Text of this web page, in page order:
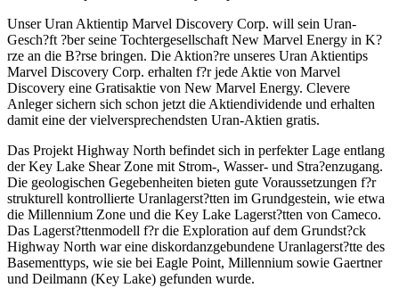
Unser Uran Aktientip Marvel Discovery Corp. will sein Uran-
Gesch?ft ?ber seine Tochtergesellschaft New Marvel Energy in K?
rze an die B?rse bringen. Die Aktion?re unseres Uran Aktientips
Marvel Discovery Corp. erhalten f?r jede Aktie von Marvel
Discovery eine Gratisaktie von New Marvel Energy. Clevere
Anleger sichern sich schon jetzt die Aktiendividende und erhalten
damit eine der vielversprechendsten Uran-Aktien gratis.
Das Projekt Highway North befindet sich in perfekter Lage entlang
der Key Lake Shear Zone mit Strom-, Wasser- und Stra?enzugang.
Die geologischen Gegebenheiten bieten gute Voraussetzungen f?r
strukturell kontrollierte Uranlagerst?tten im Grundgestein, wie etwa
die Millennium Zone und die Key Lake Lagerst?tten von Cameco.
Das Lagerst?ttenmodell f?r die Exploration auf dem Grundst?ck
Highway North war eine diskordanzgebundene Uranlagerst?tte des
Basementtyps, wie sie bei Eagle Point, Millennium sowie Gaertner
und Deilmann (Key Lake) gefunden wurde.